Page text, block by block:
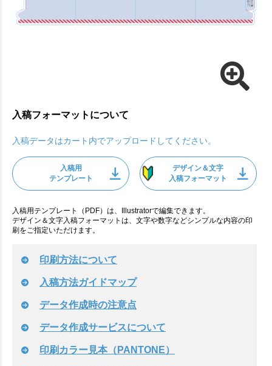
入稿フォーマットについて
入稿データはカート内でアップロードしてください。
入稿用
テンプレート
デザイン＆文字
入稿フォーマット
入稿用テンプレート（PDF）は、Illustratorで編集できます。
デザイン＆文字入稿フォーマットは、文字や数字などシンプルな内容の印
刷をご指定いただけます。
印刷方法について
入稿方法ガイドマップ
データ作成時の注意点
データ作成サービスについて
印刷カラー見本（PANTONE）